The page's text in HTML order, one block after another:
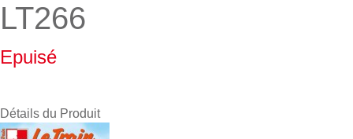
LT266
Epuisé
Détails du Produit